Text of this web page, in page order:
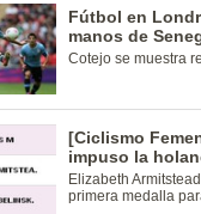
Fútbol en
manos de
Cotejo se muestra
[Ciclismo
impuso la
Elizabeth
primera medalla